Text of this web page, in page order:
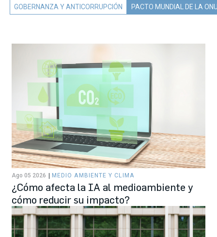
GOBERNANZA Y ANTICORRUPCIÓN PACTO MUNDIAL DE LA
Ago 05 2026 MEDIO AMBIENTE Y CLIMA
¿Cómo afecta la IA al medioambiente y
cómo reducir su impacto?